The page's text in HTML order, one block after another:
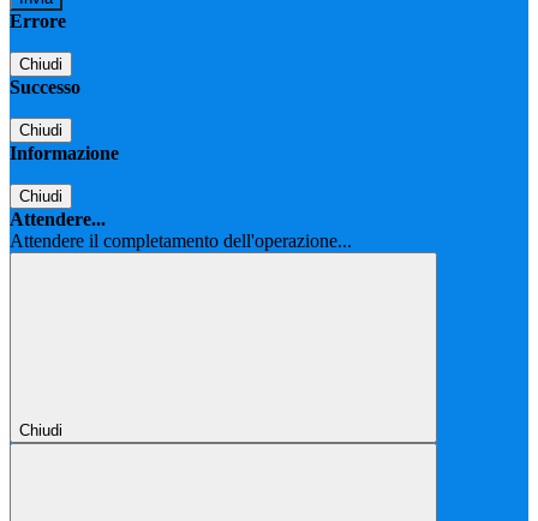
Errore
Chiudi
Successo
Chiudi
Informazione
Chiudi
Attendere...
Attendere il completamento dell'operazione...
Chiudi